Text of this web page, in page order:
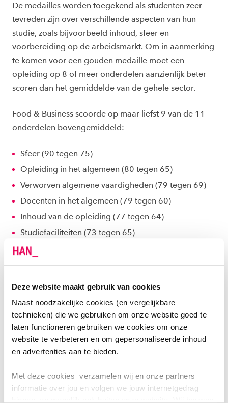
Deze website maakt gebruik van cookies
Naast noodzakelijke cookies (en vergelijkbare
technieken) die we gebruiken om onze website goed te
laten functioneren gebruiken we cookies om onze
website te verbeteren en om gepersonaliseerde inhoud
en advertenties aan te bieden.
Met deze cookies verzamelen wij en onze partners
informatie over jou en volgen we jouw internetgedrag
De medailles worden toegekend als studenten zeer
tevreden zijn over verschillende aspecten van hun
studie, zoals bijvoorbeeld inhoud, sfeer en
voorbereiding op de arbeidsmarkt. Om in aanmerking
te komen voor een gouden medaille moet een
opleiding op 8 of meer onderdelen aanzienlijk beter
scoren dan het gemiddelde van de gehele sector.
Food & Business scoorde op maar liefst 9 van de 11
onderdelen bovengemiddeld:
Sfeer (90 tegen 75)
Opleiding in het algemeen (80 tegen 65)
Verworven algemene vaardigheden (79 tegen 69)
Docenten in het algemeen (79 tegen 60)
Inhoud van de opleiding (77 tegen 64)
Studiefaciliteiten (73 tegen 65)
Percentage dat studie opnieuw zou kiezen (70 tegen
Informatie vanuit de opleiding (66 tegen 51)
TROTS OP DEZE MOOIE ERKENNING
Arianne Roggeveen, Academiemanager Food &
docenten, om 3 jaar op rij een hoge waardering te
krijgen van onze studenten. In 2021 behaalden we ook
een gouden medaille en in 2022 een zilveren medaille.